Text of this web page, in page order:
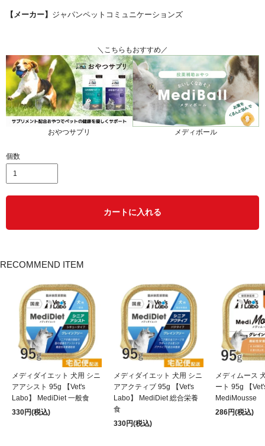
【メーカー】 ジャパンペットコミュニケーションズ
＼こちらもおすすめ／
おやつサプリ メディボール
個数
カートに入れる
RECOMMEND ITEM
メディダイエット 犬用 シニ
アアシスト 95g 【Vet's
Labo】 MediDiet 一般食
330円(税込)
メディダイエット 犬用 シニ
アアクティブ 95g 【Vet's
Labo】 MediDiet 総合栄養
食
330円(税込)
メディムース
ート 95g 【
MediMousse
286円(税込)